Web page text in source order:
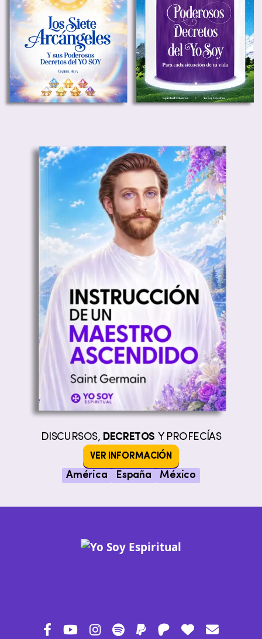
DISCURSOS, DECRETOS Y PROFECÍAS
VER INFORMACIÓN
América España México